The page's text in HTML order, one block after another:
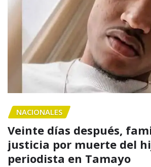
NACIONALES
Veinte días después,
justicia por muerte del
periodista en Tamayo